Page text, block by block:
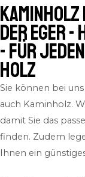
der Eger -
- für
Holz
Sie können bei
auch Kaminholz.
damit Sie das
finden. Zudem
Ihnen ein